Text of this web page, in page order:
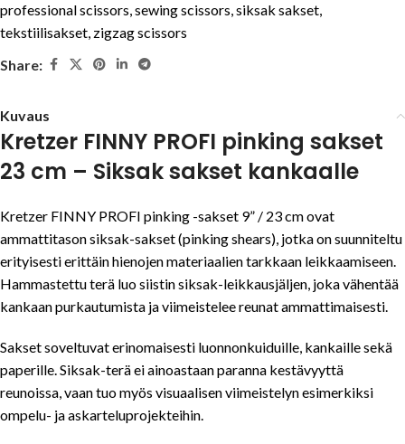
professional scissors,sewing scissors,siksak sakset,
tekstiilisakset, zigzag scissors
Share:
Kuvaus
Kretzer FINNY PROFI pinking sakset
23 cm – Siksak sakset kankaalle
Kretzer FINNY PROFI pinking -sakset 9” / 23 cm ovat
ammattitason siksak-sakset (pinking shears), jotka on suunniteltu
erityisesti erittäin hienojen materiaalien tarkkaan leikkaamiseen.
Hammastettu terä luo siistin siksak-leikkausjäljen, joka vähentää
kankaan purkautumista ja viimeistelee reunat ammattimaisesti.
Sakset soveltuvat erinomaisesti luonnonkuiduille, kankaille sekä
paperille. Siksak-terä ei ainoastaan paranna kestävyyttä
reunoissa, vaan tuo myös visuaalisen viimeistelyn esimerkiksi
ompelu- ja askarteluprojekteihin.